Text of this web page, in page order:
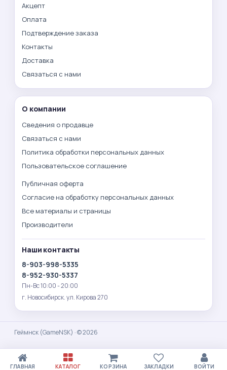
Акцепт
Оплата
Подтверждение заказа
Контакты
Доставка
Связаться с нами
О компании
Сведения о продавце
Связаться с нами
Политика обработки персональных данных
Пользовательское соглашение
Публичная оферта
Согласие на обработку персональных данных
Все материалы и страницы
Производители
Наши контакты
8-903-998-5335
8-952-930-5337
Пн-Вс 10:00 - 20:00
г. Новосибирск. ул. Кирова 270
Геймнск (GameNSK) · © 2026
ГЛАВНАЯ КАТАЛОГ КОРЗИНА ЗАКЛАДКИ ВОЙТИ